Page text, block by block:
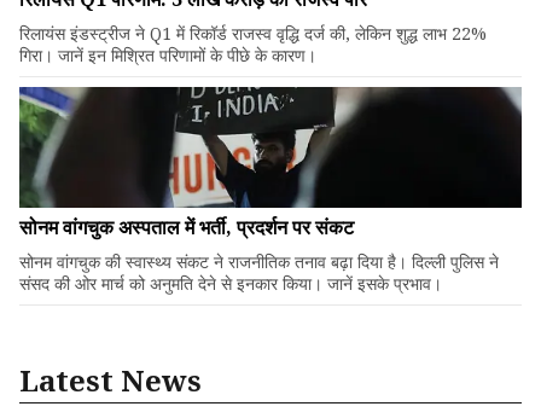
रिलायंस इंडस्ट्रीज ने Q1 में रिकॉर्ड राजस्व वृद्धि दर्ज की, लेकिन शुद्ध लाभ 22%
गिरा। जानें इन मिश्रित परिणामों के पीछे के कारण।
सोनम वांगचुक अस्पताल में भर्ती, प्रदर्शन पर संकट
सोनम वांगचुक की स्वास्थ्य संकट ने राजनीतिक तनाव बढ़ा दिया है। दिल्ली पुलिस ने
संसद की ओर मार्च को अनुमति देने से इनकार किया। जानें इसके प्रभाव।
Latest News